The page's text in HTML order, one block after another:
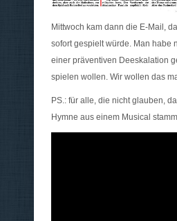
Mittwoch kam dann die E-Mail,
sofort gespielt würde. Man habe
einer präventiven Deeskalation
spielen wollen. Wir wollen das
PS.: für alle, die nicht glauben,
Hymne aus einem Musical